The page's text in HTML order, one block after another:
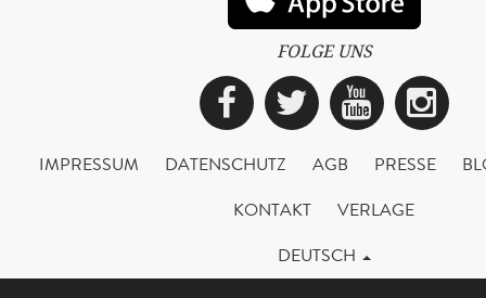
FOLGE UNS
Facebook
Twitter
IMPRESSUM DATENSCHUTZ AGB PRESSE
KONTAKT
VERLAGE
DEUTSCH